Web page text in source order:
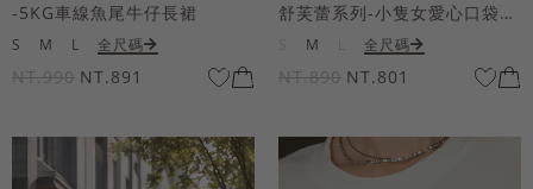
-5KG車線魚尾牛仔長裙
S M L 全尺碼
NT.990 NT.891
舒芙蕾系列-小隻女愛心口袋寬褲
M 全尺碼
NT.890 NT.801